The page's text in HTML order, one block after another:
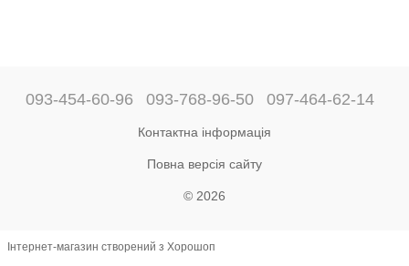
093-454-60-96 093-768-96-50 097-464-62-14
Контактна інформація
Повна версія сайту
© 2026
Інтернет-магазин створений з Хорошоп